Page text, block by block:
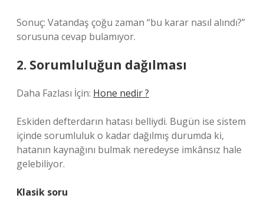
Sonuç: Vatandaş çoğu zaman “bu karar nasıl alındı?”
sorusuna cevap bulamıyor.
2. Sorumluluğun dağılması
Daha Fazlası İçin: Hone nedir ?
Eskiden defterdarın hatası belliydi. Bugün ise sistem
içinde sorumluluk o kadar dağılmış durumda ki,
hatanın kaynağını bulmak neredeyse imkânsız hale
gelebiliyor.
Klasik soru